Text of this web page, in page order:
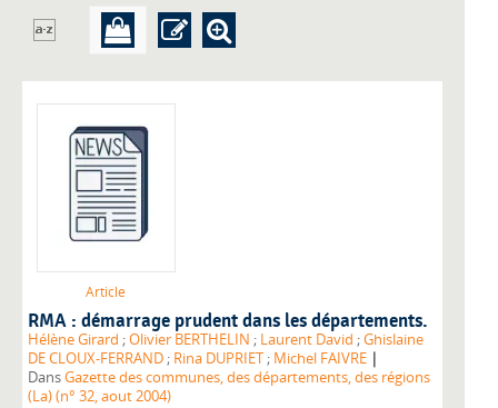
Article
RMA : démarrage prudent dans les départements.
Hélène Girard ;Olivier BERTHELIN ; Laurent David ;Ghislaine
DE CLOUX-FERRAND ; Rina DUPRIET ; Michel FAIVRE |
DansGazette des communes, des départements, des régions
(La) (n° 32, aout 2004)